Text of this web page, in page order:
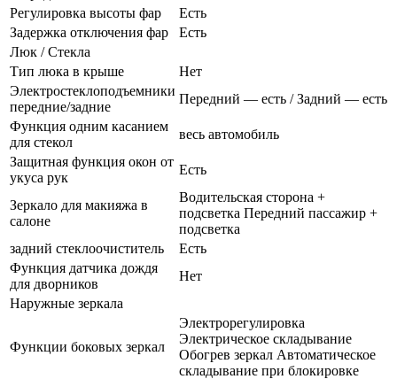
Регулировка высоты фар
Есть
Задержка отключения фар
Есть
Люк / Стекла
Тип люка в крыше
Нет
Электростеклоподъемники
передние/задние
Передний — есть / Задний — есть
Функция одним касанием
для стекол
весь автомобиль
Защитная функция окон от
укуса рук
Есть
Зеркало для макияжа в
салоне
Водительская сторона +
подсветка Передний пассажир +
подсветка
задний стеклоочиститель
Есть
Функция датчика дождя
для дворников
Нет
Наружные зеркала
Функции боковых зеркал
Электрорегулировка
Электрическое складывание
Обогрев зеркал Автоматическое
складывание при блокировке